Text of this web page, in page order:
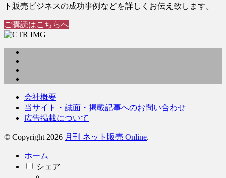
ト販売ビジネスの成功事例などを詳しくお伝え致します。
ご購読はこちらへ
会社概要
当サイト・誌面・掲載記事へのお問い合わせ
広告掲載について
© Copyright 2026 月刊 ネット販売 Online.
ホーム
シェア